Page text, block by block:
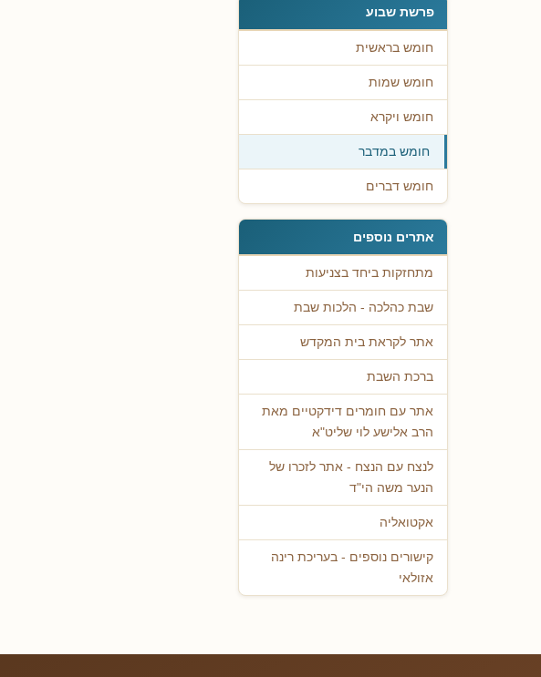
פרשת שבוע
חומש בראשית
חומש שמות
חומש ויקרא
חומש במדבר
חומש דברים
אתרים נוספים
מתחזקות ביחד בצניעות
שבת כהלכה - הלכות שבת
אתר לקראת בית המקדש
ברכת השבת
אתר עם חומרים דידקטיים מאת
הרב אלישע לוי שליט"א
לנצח עם הנצח - אתר לזכרו של
הנער משה הי"ד
אקטואליה
קישורים נוספים - בעריכת רינה
אזולאי